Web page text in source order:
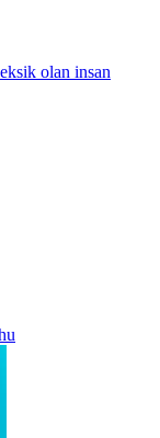
olan insan